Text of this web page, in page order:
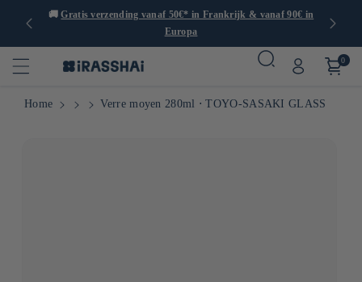
🚚Gratis verzending vanaf 50€* in Frankrijk & vanaf 90€ in
Europa
0
Home Verre moyen 280ml ⋅ TOYO-SASAKI GLASS